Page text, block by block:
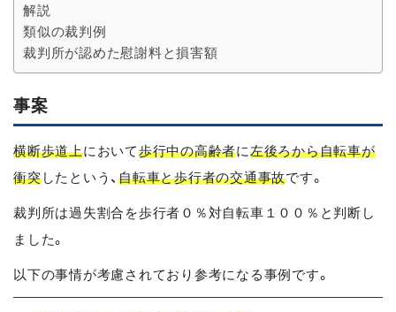
解説
類似の裁判例
裁判所が認めた慰謝料と損害額
事案
横断歩道上において歩行中の高齢者に左後ろから自転車が
衝突したという、 自転車と歩行者の交通事故です。
裁判所は過失割合を歩行者０％対自転車１００％と判断し
ました。
以下の事情が考慮されており参考になる事例です。